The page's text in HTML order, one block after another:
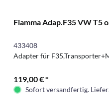
Fiamma Adap.F35 VW T5
433408
Adapter für
119,00 € *
Sofort versandfertig.